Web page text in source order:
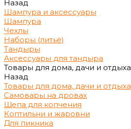
Назад
Шампура и аксессуары
Шампура
Чехлы
Наборы (литьё)
Тандыры
Аксессуары для тандыра
Товары для дома, дачи и отдыха
Назад
Товары для дома, дачи и отдыха
Самовары на дровах
Щепа для копчения
Коптильни и жаровни
Для пикника